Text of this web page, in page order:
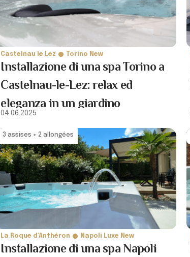
Castelnau le Lez Torino New
Installazione di una spa Torino a
Castelnau-le-Lez: relax ed
eleganza in un giardino
04.06.2025
3 assises + 2 allongées
La Roque d'Anthéron Napoli Luxe New
Installazione di una spa Napoli